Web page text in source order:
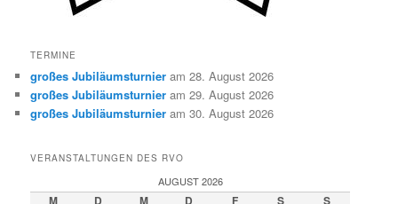
TERMINE
großes Jubiläumsturnier am 28. August 2026
großes Jubiläumsturnier am 29. August 2026
großes Jubiläumsturnier am 30. August 2026
VERANSTALTUNGEN DES RVO
AUGUST 2026
M D M D F S S